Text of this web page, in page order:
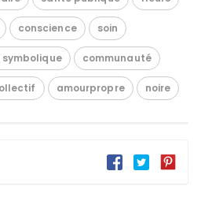
conscience soin
communauté
amourpropre noire